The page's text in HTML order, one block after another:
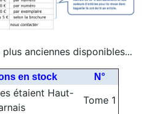
anciennes disponibles...
en stock N°
étaient Haut-
Tome 1